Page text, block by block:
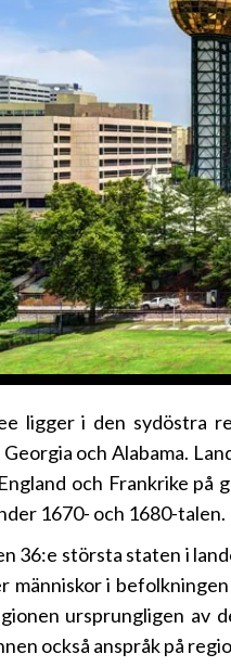
ligger i den sydöstra
Georgia och Alabama.
och Frankrike på
1670- och 1680-
36:e största staten i
människor i
ursprungligen av
också anspråk på